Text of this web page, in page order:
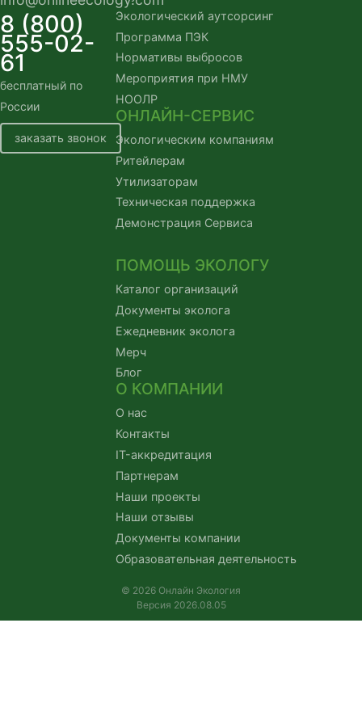
8 (800)
555-02-
61
бесплатный по
России
заказать звонок
Экологический аутсорсинг
Программа ПЭК
Нормативы выбросов
Мероприятия при НМУ
НООЛР
ОНЛАЙН-СЕРВИС
Экологическим компаниям
Ритейлерам
Утилизаторам
Техническая поддержка
Демонстрация Сервиса
ПОМОЩЬ ЭКОЛОГУ
Каталог организаций
Документы эколога
Ежедневник эколога
Мерч
Блог
О КОМПАНИИ
О нас
Контакты
IT-аккредитация
Партнерам
Наши проекты
Наши отзывы
Документы компании
Образовательная деятельность
© 2026 Онлайн Экология
Версия 2026.08.05